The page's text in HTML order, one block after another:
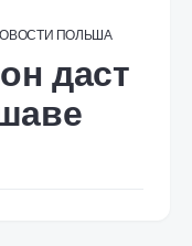
ПОЛЬША
даст